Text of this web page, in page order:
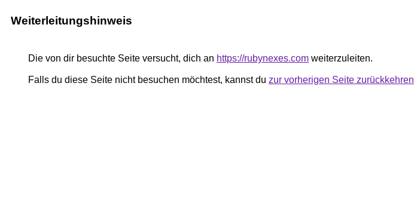
Weiterleitungshinweis
Die von dir besuchte Seite versucht, dich an https://rubynexes.com weiterzuleiten.
Falls du diese Seite nicht besuchen möchtest, kannst du zur vorherigen Seite zurückkehren